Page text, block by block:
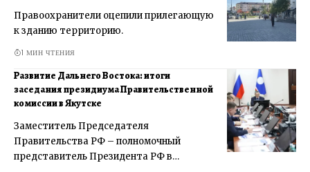
Правоохранители оцепили прилегающую
к зданию территорию.
1 МИН ЧТЕНИЯ
Развитие Дальнего Востока: итоги
заседания президиума Правительственной
комиссии в Якутске
Заместитель Председателя
Правительства РФ – полномочный
представитель Президента РФ в…